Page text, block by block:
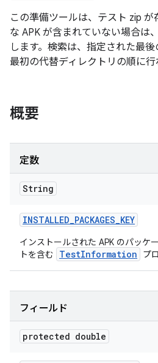
この準備ツールは、テスト zip
な APK が含まれていない場合は
します。検索は、指定された最
最初の代替ディレクトリの順に行
概要
定数
String
INSTALLED_PACKAGES_KEY
インストールされた APK のパッケ
トを含む
TestInformation プ
フィールド
protected double